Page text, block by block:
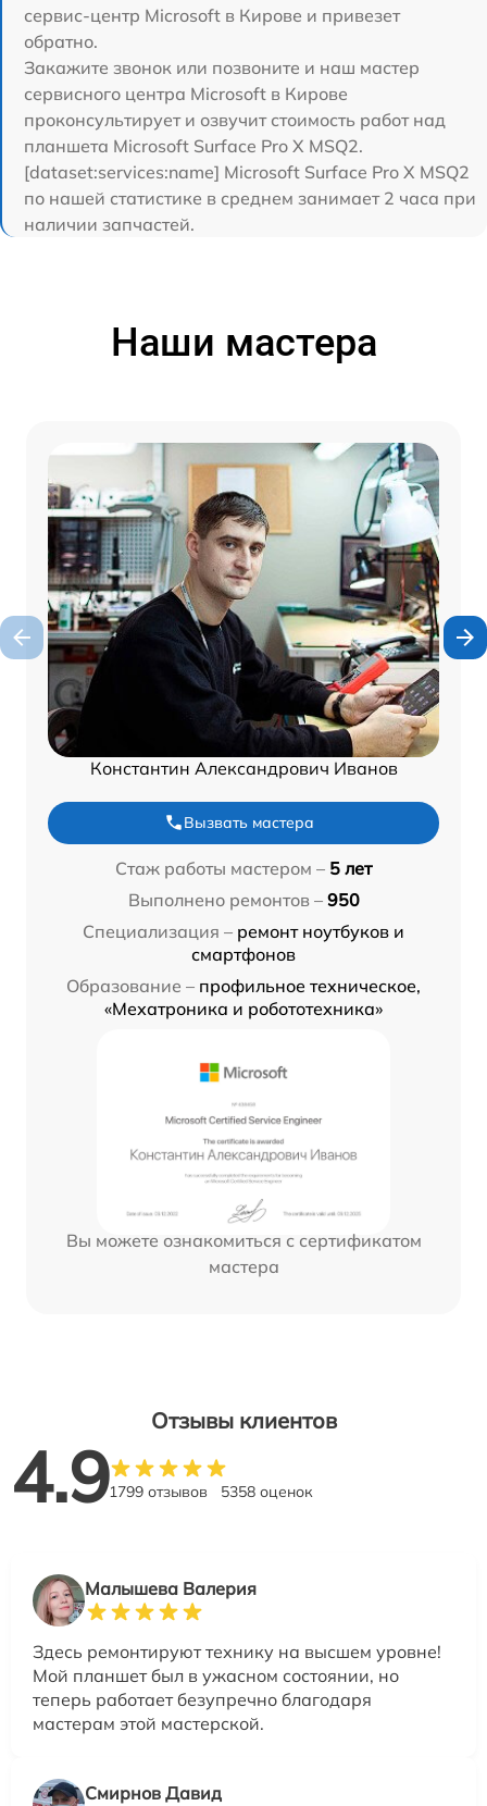
сервис-центр Microsoft в Кирове и привезет
обратно.
Закажите звонок или позвоните и наш мастер
сервисного центра Microsoft в Кирове
проконсультирует и озвучит стоимость работ над
планшета Microsoft Surface Pro X MSQ2.
[dataset:services:name] Microsoft Surface Pro X MSQ2
по нашей статистике в среднем занимает 2 часа при
наличии запчастей.
Наши мастера
Константин Александрович Иванов
Вызвать мастера
Стаж работы мастером – 5 лет
Выполнено ремонтов – 950
Специализация – ремонт ноутбуков и
смартфонов
Образование – профильное техническое,
«Мехатроника и робототехника»
Вы можете ознакомиться с сертификатом
мастера
Отзывы клиентов
4.91799 отзывов 5358 оценок
Малышева Валерия
Здесь ремонтируют технику на высшем уровне!
Мой планшет был в ужасном состоянии, но
теперь работает безупречно благодаря
мастерам этой мастерской.
Смирнов Давид